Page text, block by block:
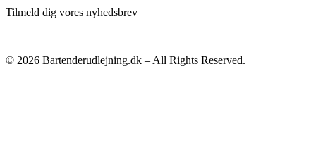
Tilmeld dig vores nyhedsbrev
© 2026 Bartenderudlejning.dk – All Rights Reserved.